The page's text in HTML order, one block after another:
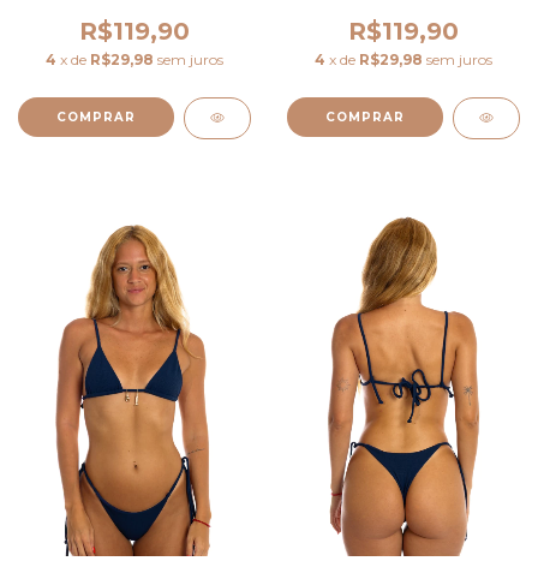
R$119,90
4 x de R$29,98 sem juros
COMPRAR
R$119,90
4 x de R$29,98 sem juros
COMPRAR